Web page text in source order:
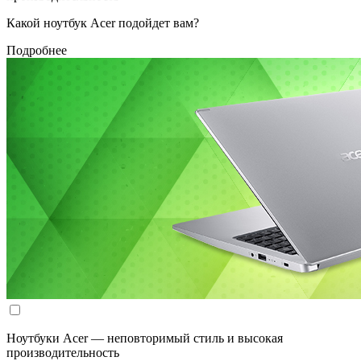
Какой ноутбук Acer подойдет вам?
Подробнее
Ноутбуки Acer — неповторимый стиль и высокая
производительность